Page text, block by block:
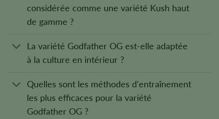
considérée comme une variété Kush haut
de gamme ?
La variété Godfather OG est-elle adaptée
à la culture en intérieur ?
Quelles sont les méthodes d'entraînement
les plus efficaces pour la variété
Godfather OG ?